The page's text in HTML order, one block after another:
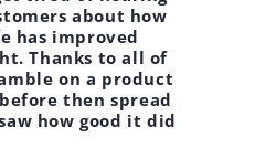
about how
has improved
Thanks to all of
on a product
then spread
how good it did